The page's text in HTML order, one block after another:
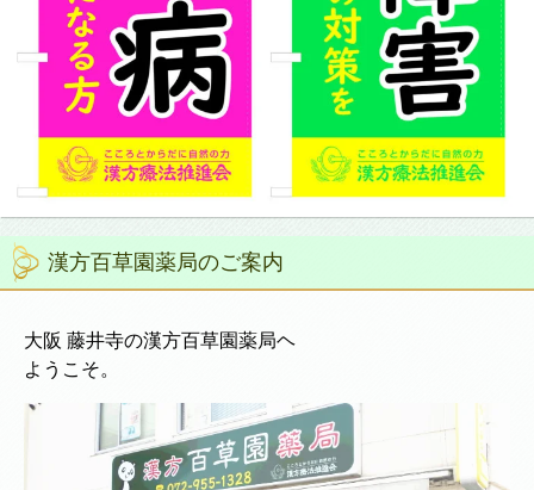
漢方百草園薬局のご案内
大阪 藤井寺の漢方百草園薬局ヘ
ようこそ。